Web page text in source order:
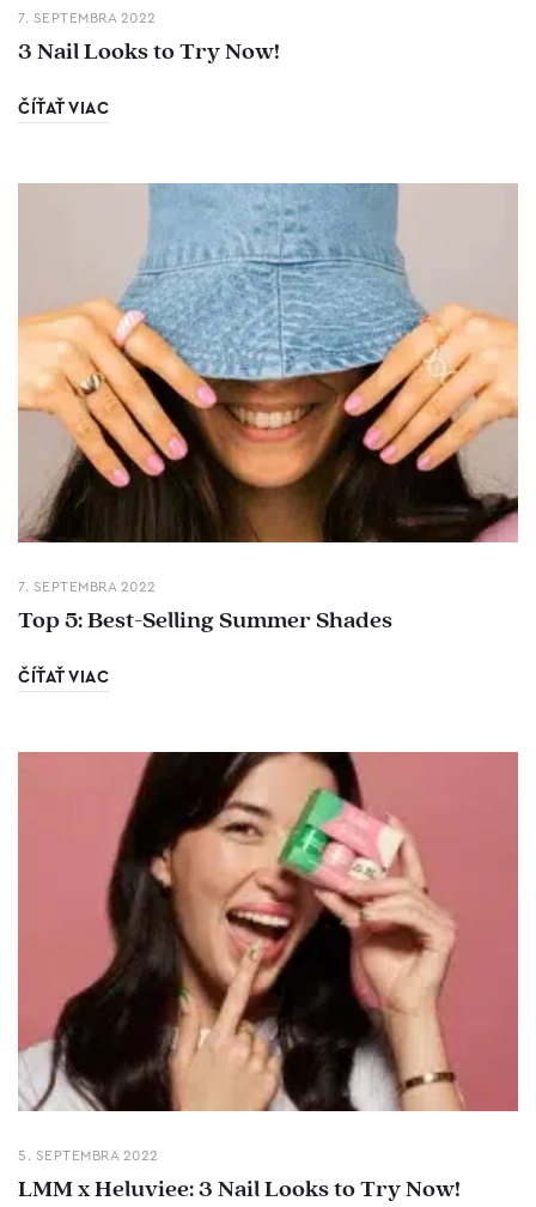
7. SEPTEMBRA 2022
3 Nail Looks to Try Now!
ČÍŤAŤ VIAC
7. SEPTEMBRA 2022
Top 5: Best-Selling Summer Shades
ČÍŤAŤ VIAC
5. SEPTEMBRA 2022
LMM x Heluviee: 3 Nail Looks to Try Now!